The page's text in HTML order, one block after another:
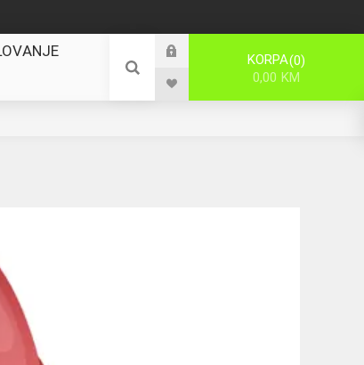
KORPA 0
0,00 KM